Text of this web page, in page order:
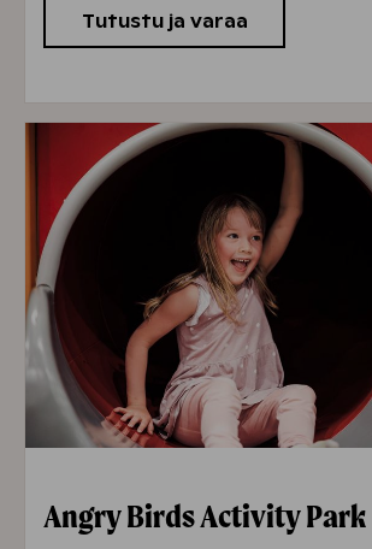
Tutustu ja varaa
Angry Birds Activity Park